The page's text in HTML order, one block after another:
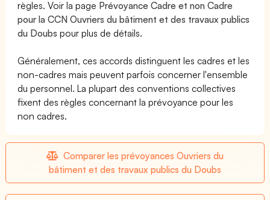
règles. Voir la page Prévoyance Cadre et non Cadre
pour la CCN Ouvriers du bâtiment et des travaux publics
du Doubs pour plus de détails.
Généralement, ces accords distinguent les cadres et les
non-cadres mais peuvent parfois concerner l'ensemble
du personnel. La plupart des conventions collectives
fixent des règles concernant la prévoyance pour les
non cadres.
Comparer les prévoyances Ouvriers du
bâtiment et des travaux publics du Doubs